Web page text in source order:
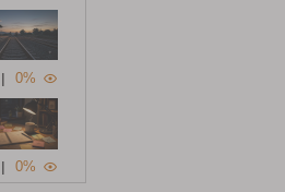
0%
|
0%
|